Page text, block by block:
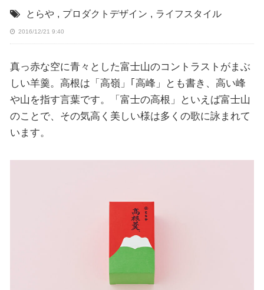
とらや , プロダクトデザイン , ライフスタイル
2016/12/21 9:40
真っ赤な空に青々とした富士山のコントラストがまぶ
しい羊羹。高根は「高嶺」｢高峰」とも書き、高い峰
や山を指す言葉です。「富士の高根」といえば富士山
のことで、その気高く美しい様は多くの歌に詠まれて
います。